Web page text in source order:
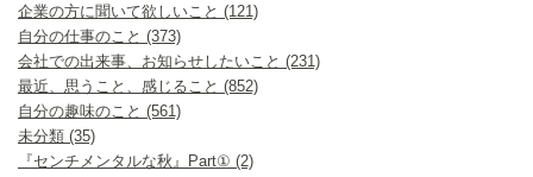
企業の方に聞いて欲しいこと (121)
自分の仕事のこと (373)
会社での出来事、お知らせしたいこと (231)
最近、思うこと、感じること (852)
自分の趣味のこと (561)
未分類 (35)
『センチメンタルな秋』Part① (2)